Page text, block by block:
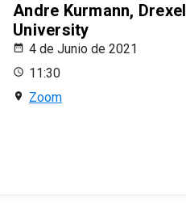
Andre Kurmann, Drexel
University
4 de Junio de 2021
11:30
Zoom